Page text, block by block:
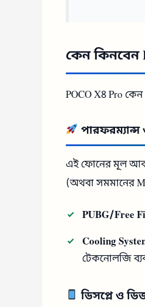
কেন কিনবেন
POCO X8 Pro
পারফরম্যান্স
এই ফোনের মূল
(অথবা সমমানের
PUBG/Free
Cooling
টেকনোলজি
ডিসপ্লে ও